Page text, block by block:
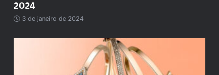
2024
3 de janeiro de 2024